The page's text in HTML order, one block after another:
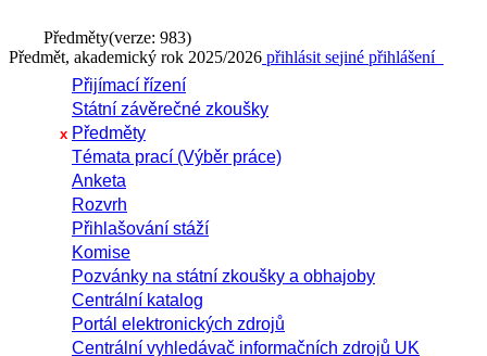
Předměty(verze: 983)
Předmět, akademický rok 2025/2026 přihlásit sejiné přihlášení
Přijímací řízení
Státní závěrečné zkoušky
x Předměty
Témata prací (Výběr práce)
Anketa
Rozvrh
Přihlašování stáží
Komise
Pozvánky na státní zkoušky a obhajoby
Centrální katalog
Portál elektronických zdrojů
Centrální vyhledávač informačních zdrojů UK